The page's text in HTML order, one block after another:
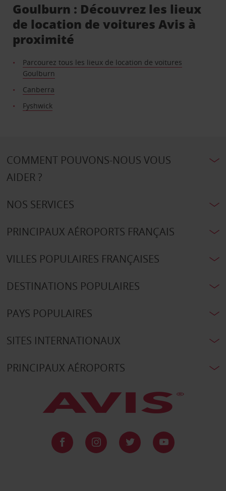
Goulburn : Découvrez les lieux
de location de voitures Avis à
proximité
Parcourez tous les lieux de location de voitures
Goulburn
Canberra
Fyshwick
COMMENT POUVONS-NOUS VOUS
AIDER ?
NOS SERVICES
PRINCIPAUX AÉROPORTS FRANÇAIS
VILLES POPULAIRES FRANÇAISES
DESTINATIONS POPULAIRES
PAYS POPULAIRES
SITES INTERNATIONAUX
PRINCIPAUX AÉROPORTS